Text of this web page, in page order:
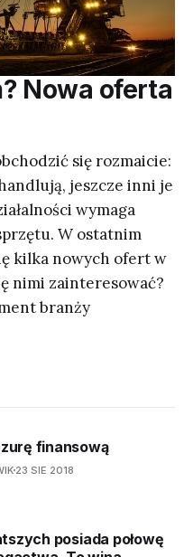
Nowa oferta
się rozmaicie:
jeszcze inni je
wymaga
W ostatnim
kilka nowych ofert w
nimi zainteresować?
branży
finansową
23 SIE 2018
posiada połowę